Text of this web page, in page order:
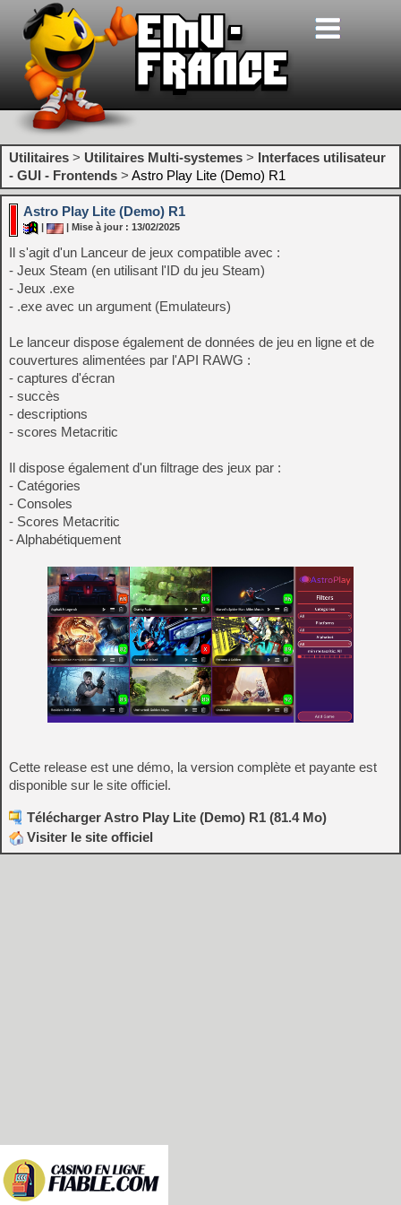
Utilitaires > Utilitaires Multi-systemes > Interfaces utilisateur
- GUI - Frontends > Astro Play Lite (Demo) R1
Astro Play Lite (Demo) R1
| Mise à jour : 13/02/2025
Il s'agit d'un Lanceur de jeux compatible avec :
- Jeux Steam (en utilisant l'ID du jeu Steam)
- Jeux .exe
- .exe avec un argument (Emulateurs)
Le lanceur dispose également de données de jeu en ligne et de
couvertures alimentées par l'API RAWG :
- captures d'écran
- succès
- descriptions
- scores Metacritic
Il dispose également d'un filtrage des jeux par :
- Catégories
- Consoles
- Scores Metacritic
- Alphabétiquement
Cette release est une démo, la version complète et payante est
disponible sur le site officiel.
Télécharger Astro Play Lite (Demo) R1 (81.4 Mo)
Visiter le site officiel